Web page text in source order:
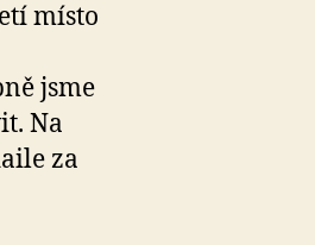
místo
jsme
Na
za